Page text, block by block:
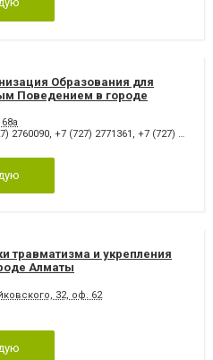
Образования для
Поведением в городе
2760090, +7 (727) 2771361 , +7 (727) 2770180
травматизма и укрепления
Алматы
32, оф. 62